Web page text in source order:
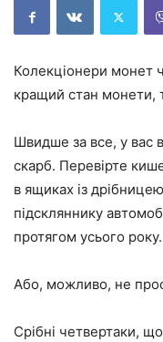
Колекціонери монет
кращий стан монети,
Швидше за все, у вас
скарб. Перевірте
в ящиках із
підскляннику
протягом усього року.
Або, можливо, не
Срібні четвертаки,